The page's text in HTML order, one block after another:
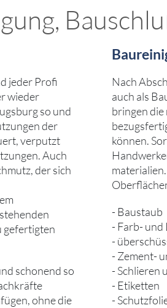
jeder Profi
wieder
so und
der
verputzt
Auch
der sich
gefertigten
schonend so
ohne die
Nach
auch als
bringen
können.
- Baustaub
- Farb-
-
- Zement-
- Schlieren
- Etiketten
-